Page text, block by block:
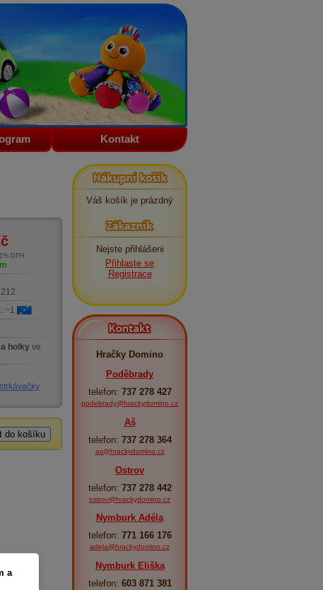
Kontakt
DPH
~1
holky ve
Nákupní košík
Váš košík je prázdný
Zákazník
Nejste přihlášeni
Přihlaste se
Registrace
Kontakt
Hračky Domino
Poděbrady
telefon: 737 278 427
podebrady@hrackydomino.cz
Aš
telefon: 737 278 364
as@hrackydomino.cz
Ostrov
telefon: 737 278 442
ostrov@hrackydomino.cz
Nymburk Adéla
telefon: 771 166 176
adela@hrackydomino.cz
Nymburk Eliška
telefon: 603 871 381
a